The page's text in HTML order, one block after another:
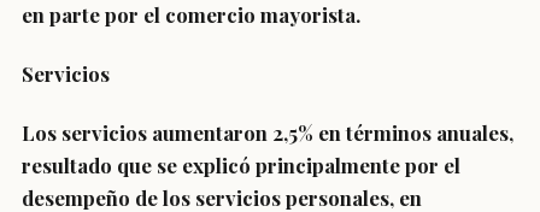
en parte por el comercio mayorista.
Servicios
Los servicios aumentaron 2,5% en términos anuales,
resultado que se explicó principalmente por el
desempeño de los servicios personales, en